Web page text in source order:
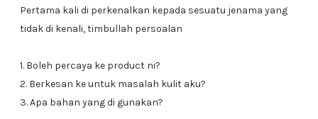
Pertama kali di perkenalkan kepada sesuatu jenama yang
tidak di kenali, timbullah persoalan
1. Boleh percaya ke product ni?
2. Berkesan ke untuk masalah kulit aku?
3. Apa bahan yang di gunakan?